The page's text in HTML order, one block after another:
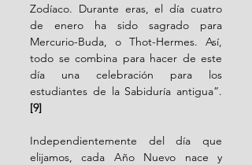
Zodíaco. Durante eras, el día cuatro
de enero ha sido sagrado para
Mercurio-Buda, o Thot-Hermes. Así,
todo se combina para hacer de este
día una celebración para los
[9]
Independientemente del día que
elijamos, cada Año Nuevo nace y